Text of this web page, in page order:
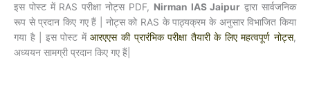
इस पोस्ट में RAS परीक्षा नोट्स PDF, Nirman IAS Jaipur द्वारा सार्वजनिक
रूप से प्रदान किए गए हैं | नोट्स को RAS के पाठ्यक्रम के अनुसार विभाजित किया
गया है | इस पोस्ट मेंआरएएस की प्रारंभिक परीक्षा तैयारी के लिए महत्वपूर्ण नोट्स,
अध्ययन सामग्री प्रदान किए गए हैं|